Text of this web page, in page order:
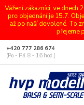
Vážení zákazníci, ve dnech
pro objednání je 15.7.
až po naší dovolené. To
přejeme
+420 777 286 674
(Po - Pá 8 - 16 hod.)